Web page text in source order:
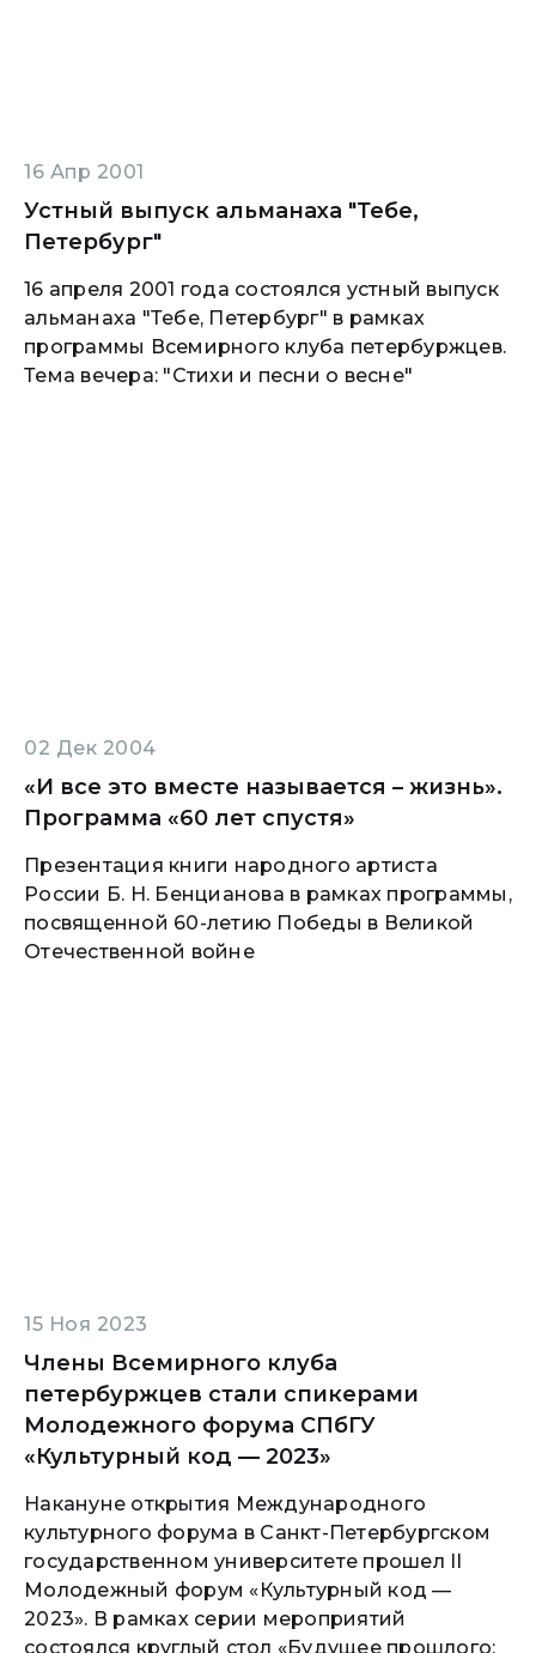
16 Апр 2001
Устный выпуск альманаха "Тебе,
Петербург"
16 апреля 2001 года состоялся устный выпуск
альманаха "Тебе, Петербург" в рамках
программы Всемирного клуба петербуржцев.
Тема вечера: "Стихи и песни о весне"
02 Дек 2004
«И все это вместе называется – жизнь».
Программа «60 лет спустя»
Презентация книги народного артиста
России Б. Н. Бенцианова в рамках программы,
посвященной 60-летию Победы в Великой
Отечественной войне
15 Ноя 2023
Члены Всемирного клуба
петербуржцев стали спикерами
Молодежного форума СПбГУ
«Культурный код — 2023»
Накануне открытия Международного
культурного форума в Санкт-Петербургском
государственном университете прошел II
Молодежный форум «Культурный код —
2023». В рамках серии мероприятий
состоялся круглый стол «Будущее прошлого: